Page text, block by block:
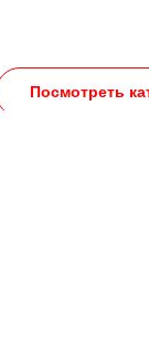
Посмотреть